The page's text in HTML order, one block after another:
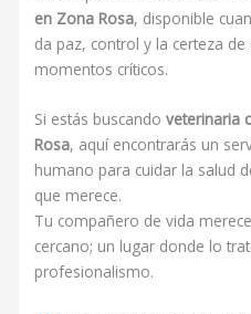
en Zona Rosa, disponible
da paz, control y la certeza
momentos críticos.
Si estás buscandoveterinaria
Rosa, aquí encontrarás un
humano para cuidar la salud
que merece.
Tu compañero de vida
cercano; un lugar donde lo
profesionalismo.